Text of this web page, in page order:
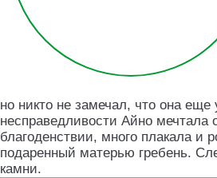
но никто не замечал, что она еще
несправедливости Айно мечтала
благоденствии, много плакала и
подаренный матерью гребень.
камни.